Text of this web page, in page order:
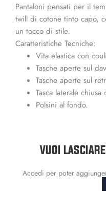
Pantaloni pensati per il
twill di cotone tinto capo,
un tocco di stile.
Caratteristiche Tecniche:
Vita elastica con
Tasche aperte sul
Tasche aperte sul
Tasca laterale chiusa
Polsini al fondo.
VUOI
Accedi per poter